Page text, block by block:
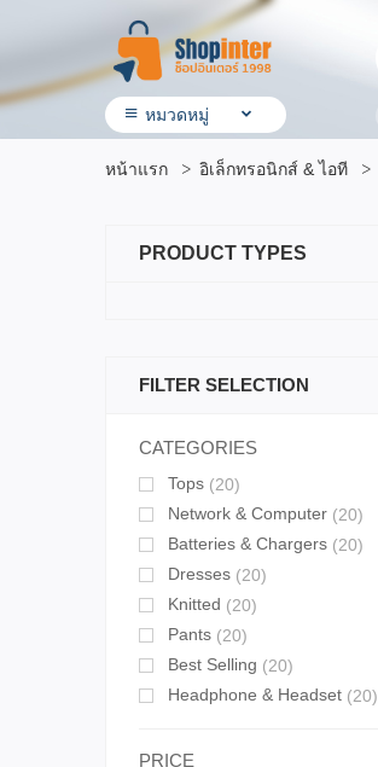
หมวดหมู่
• โรงแรมและบริการ
• ผลิตภัณฑ์ทางการเกษตร
• สุขภาพและความงาม
• บ้าน ที่ดิน & ผลิตภัณฑ์ของใช้
• แฟชั่น เครื่องประดับ
• กีฬาและ การเดินทาง
• ยานยนต์ & อุปกรณ์เสริม
หน้าแรก อิเล็กทรอนิกส์ & ไอที
PRODUCT TYPES
FILTER SELECTION
CATEGORIES
Tops (20)
Network & Computer (20)
Batteries & Chargers (20)
Dresses (20)
Knitted (20)
Pants (20)
Best Selling (20)
Headphone & Headset (20)
PRICE